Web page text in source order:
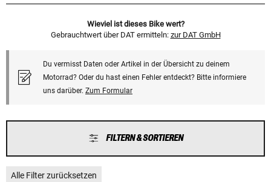
Wieviel ist dieses Bike wert?
Gebrauchtwert über DAT ermitteln: zur DAT GmbH
Du vermisst Daten oder Artikel in der Übersicht zu deinem
Motorrad? Oder du hast einen Fehler entdeckt? Bitte informiere
uns darüber. Zum Formular
FILTERN & SORTIEREN
Alle Filter zurücksetzen